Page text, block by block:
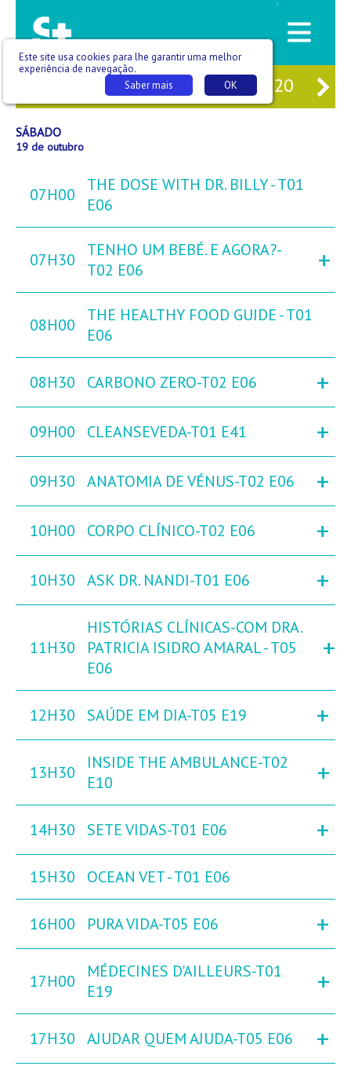
/
18 SÁB 19 DOM 20
SÁBADO
19 de outubro
07H00
THE DOSE WITH DR. BILLY - T01
E06
07H30
TENHO UM BEBÉ. E AGORA?-
T02 E06
+
08H00
THE HEALTHY FOOD GUIDE - T01
E06
08H30 CARBONO ZERO-T02 E06 +
09H00 CLEANSEVEDA-T01 E41 +
09H30 ANATOMIA DE VÉNUS-T02 E06 +
10H00 CORPO CLÍNICO-T02 E06 +
10H30 ASK DR. NANDI-T01 E06 +
11H30
HISTÓRIAS CLÍNICAS-COM DRA.
PATRICIA ISIDRO AMARAL - T05
E06
+
12H30 SAÚDE EM DIA-T05 E19 +
13H30
INSIDE THE AMBULANCE-T02
E10
+
14H30 SETE VIDAS-T01 E06 +
15H30 OCEAN VET - T01 E06
16H00 PURA VIDA-T05 E06 +
17H00
MÉDECINES D'AILLEURS-T01
E19
+
17H30 AJUDAR QUEM AJUDA-T05 E06 +
Este site usa cookies para lhe garantir uma melhor
experiência de navegação.
OK
Saber mais